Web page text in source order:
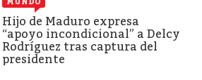
Hijo de Maduro expresa
“apoyo incondicional” a Delcy
Rodríguez tras captura del
presidente